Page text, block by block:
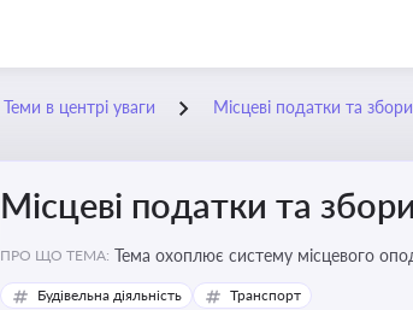
Теми в центрі уваги Місцеві податки та збори
Місцеві податки та збори
ПРО ЩО ТЕМА:
Будівельна діяльність Транспорт